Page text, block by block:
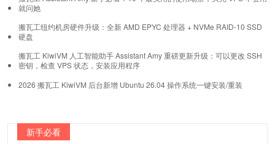
就问她
搬瓦工纽约机房硬件升级：全新 AMD EPYC 处理器 + NVMe RAID-10 SSD
硬盘
搬瓦工 KiwiVM 人工智能助手 Assistant Amy 重磅更新升级：可以更改 SSH
密钥，检查 VPS 状态，安装应用程序
2026 搬瓦工 KiwiVM 后台新增 Ubuntu 26.04 操作系统一键安装/重装
新手必看